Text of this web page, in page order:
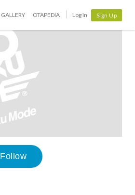
GALLERY OTAPEDIA Log In Sign Up
Follow